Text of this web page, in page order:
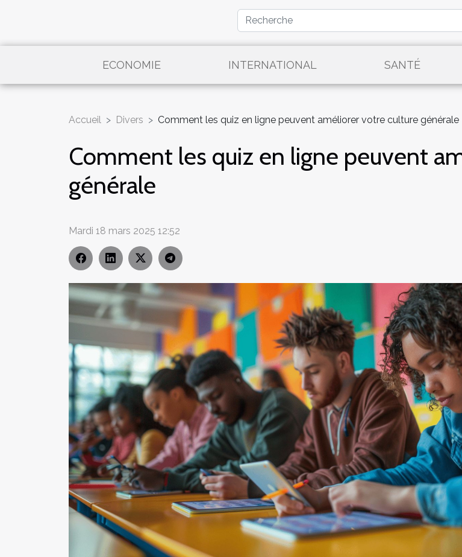
ECONOMIE INTERNATIONAL SANTÉ
Accueil Divers Comment les quiz en ligne peuvent améliorer votre culture générale
Comment les quiz en ligne peuvent
générale
Mardi 18 mars 2025 12:52